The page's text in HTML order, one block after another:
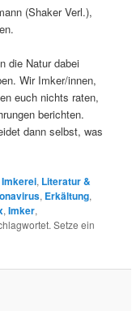
(Shaker Verl.),
die Natur dabei
Wir Imker/innen,
euch nichts raten,
berichten.
dann selbst, was
Imkerei, Literatur &
, Erkältung,
,Imker,
Setze ein